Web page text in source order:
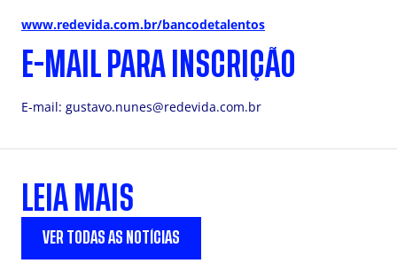
www.redevida.com.br/bancodetalentos
E-MAIL PARA INSCRIÇÃO
E-mail: gustavo.nunes@redevida.com.br
LEIA MAIS
VER TODAS AS NOTÍCIAS